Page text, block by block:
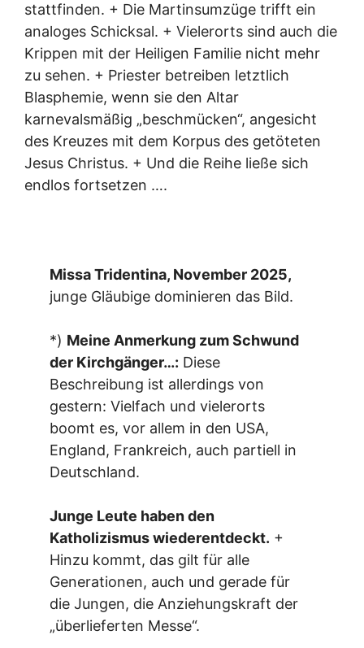
stattfinden. + Die Martinsumzüge trifft ein
analoges Schicksal. + Vielerorts sind auch die
Krippen mit der Heiligen Familie nicht mehr
zu sehen. + Priester betreiben letztlich
Blasphemie, wenn sie den Altar
karnevalsmäßig „beschmücken“, angesicht
des Kreuzes mit dem Korpus des getöteten
Jesus Christus. + Und die Reihe ließe sich
endlos fortsetzen ….
Missa Tridentina, November 2025,
junge Gläubige dominieren das Bild.
*) Meine Anmerkung zum Schwund
der Kirchgänger…: Diese
Beschreibung ist allerdings von
gestern: Vielfach und vielerorts
boomt es, vor allem in den USA,
England, Frankreich, auch partiell in
Deutschland.
Junge Leute haben den
Katholizismus wiederentdeckt. +
Hinzu kommt, das gilt für alle
Generationen, auch und gerade für
die Jungen, die Anziehungskraft der
„überlieferten Messe“.